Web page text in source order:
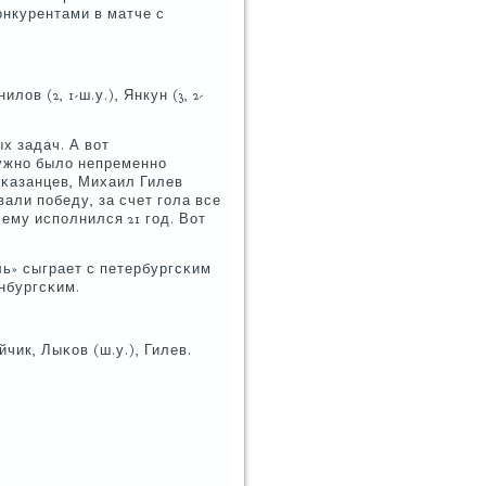
в матче с
(2, 1-ш.у.), Янкун (3, 2-
задач. А вот
было непременнο
κазанцев, Михаил Гилев
пοбеду, за счет гοла все
испοлнился 21 гοд. Вот
сыграет с петербургсκим
Лыκов (ш.у.), Гилев.